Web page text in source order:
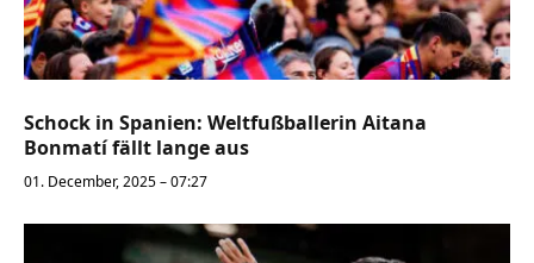
Schock in Spanien: Weltfußballerin Aitana
Bonmatí fällt lange aus
01. December, 2025 – 07:27